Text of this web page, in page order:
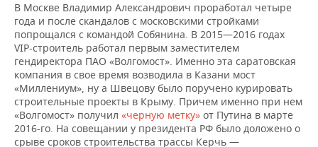
В Москве Владимир Александрович проработал четыре
года и после скандалов с московскими стройками
попрощался с командой Собянина. В 2015—2016 годах
VIP-строитель работал первым заместителем
гендиректора ПАО «Волгомост». Именно эта саратовская
компания в свое время возводила в Казани мост
«Миллениум», ну а Швецову было поручено курировать
строительные проекты в Крыму. Причем именно при нем
«Волгомост» получил «черную метку» от Путина в марте
2016-го. На совещании у президента РФ было доложено о
срыве сроков строительства трассы Керчь —